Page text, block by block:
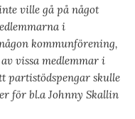
ville gå på något
i
kommunförening,
vissa medlemmar i
partistödspengar skulle
för bl.a Johnny Skallin